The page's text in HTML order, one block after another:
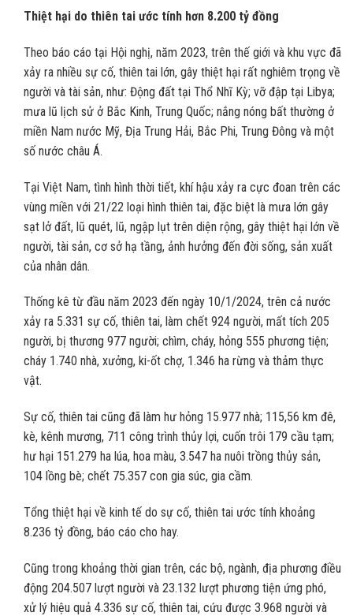
Thiệt hại do thiên tai ước tính hơn 8.200 tỷ đồng
Theo báo cáo tại Hội nghị, năm 2023, trên thế giới và khu vực đã
xảy ra nhiều sự cố, thiên tai lớn, gây thiệt hại rất nghiêm trọng về
người và tài sản, như: Động đất tại Thổ Nhĩ Kỳ; vỡ đập tại Libya;
mưa lũ lịch sử ở Bắc Kinh, Trung Quốc; nắng nóng bất thường ở
miền Nam nước Mỹ, Địa Trung Hải, Bắc Phi, Trung Đông và một
số nước châu Á.
Tại Việt Nam, tình hình thời tiết, khí hậu xảy ra cực đoan trên các
vùng miền với 21/22 loại hình thiên tai, đặc biệt là mưa lớn gây
sạt lở đất, lũ quét, lũ, ngập lụt trên diện rộng, gây thiệt hại lớn về
người, tài sản, cơ sở hạ tầng, ảnh hưởng đến đời sống, sản xuất
của nhân dân.
Thống kê từ đầu năm 2023 đến ngày 10/1/2024, trên cả nước
xảy ra 5.331 sự cố, thiên tai, làm chết 924 người, mất tích 205
người, bị thương 977 người; chìm, cháy, hỏng 555 phương tiện;
cháy 1.740 nhà, xưởng, ki-ốt chợ, 1.346 ha rừng và thảm thực
vật.
Sự cố, thiên tai cũng đã làm hư hỏng 15.977 nhà; 115,56 km đê,
kè, kênh mương, 711 công trình thủy lợi, cuốn trôi 179 cầu tạm;
hư hại 151.279 ha lúa, hoa màu, 3.547 ha nuôi trồng thủy sản,
104 lồng bè; chết 75.357 con gia súc, gia cầm.
Tổng thiệt hại về kinh tế do sự cố, thiên tai ước tính khoảng
8.236 tỷ đồng, báo cáo cho hay.
Cũng trong khoảng thời gian trên, các bộ, ngành, địa phương điều
động 204.507 lượt người và 23.132 lượt phương tiện ứng phó,
xử lý hiệu quả 4.336 sự cố, thiên tai, cứu được 3.968 người và